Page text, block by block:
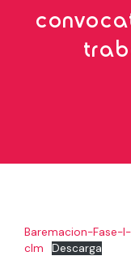
Baremacion-Fase-
clm
Descarga